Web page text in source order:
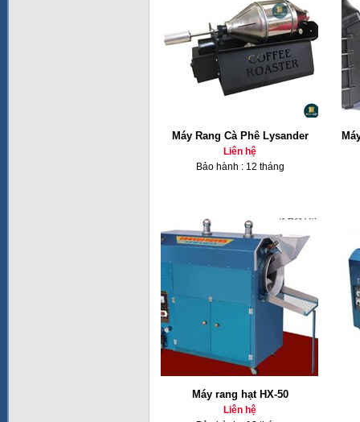
Máy Rang Cà Phê Lysander
Liên hệ
Bảo hành : 12 tháng
Máy rang hạt HX-50
Liên hệ